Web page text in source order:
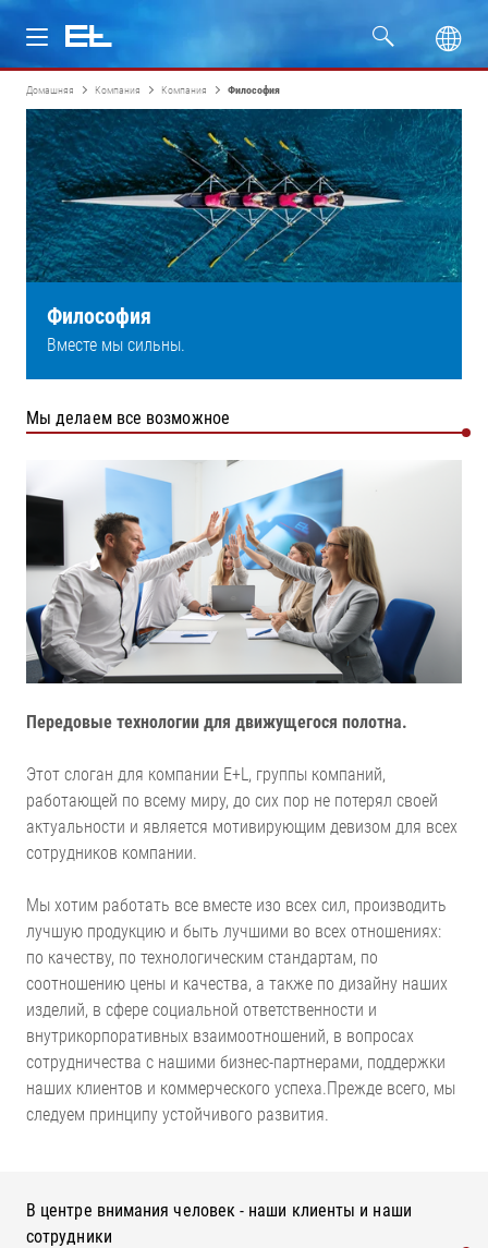
Изделия
Отрасли
Сервис
Компания
Домашняя Компания Компания Философия
Философия
Вместе мы сильны.
Мы делаем все возможное
Передовые технологии для движущегося полотна.
Этот слоган для компании E+L, группы компаний,
работающей по всему миру, до сих пор не потерял своей
актуальности и является мотивирующим девизом для всех
сотрудников компании.
Мы хотим работать все вместе изо всех сил, производить
лучшую продукцию и быть лучшими во всех отношениях:
по качеству, по технологическим стандартам, по
соотношению цены и качества, а также по дизайну наших
изделий, в сфере социальной ответственности и
внутрикорпоративных взаимоотношений, в вопросах
сотрудничества с нашими бизнес-партнерами, поддержки
наших клиентов и коммерческого успеха.Прежде всего, мы
следуем принципу устойчивого развития.
В центре внимания человек - наши клиенты и наши
сотрудники